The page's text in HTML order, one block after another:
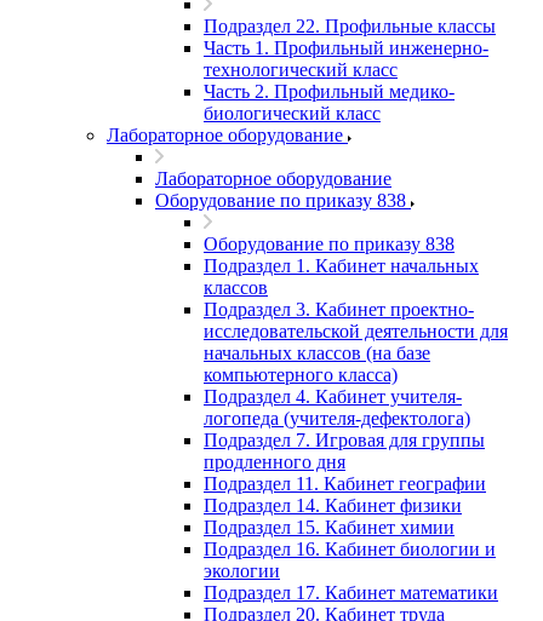
Подраздел 22. Профильные классы
Часть 1. Профильный инженерно-
технологический класс
Часть 2. Профильный медико-
биологический класс
Лабораторное оборудование
Лабораторное оборудование
Оборудование по приказу 838
Оборудование по приказу 838
Подраздел 1. Кабинет начальных
классов
Подраздел 3. Кабинет проектно-
исследовательской деятельности для
начальных классов (на базе
компьютерного класса)
Подраздел 4. Кабинет учителя-
логопеда (учителя-дефектолога)
Подраздел 7. Игровая для группы
продленного дня
Подраздел 11. Кабинет географии
Подраздел 14. Кабинет физики
Подраздел 15. Кабинет химии
Подраздел 16. Кабинет биологии и
экологии
Подраздел 17. Кабинет математики
Подраздел 20. Кабинет труда